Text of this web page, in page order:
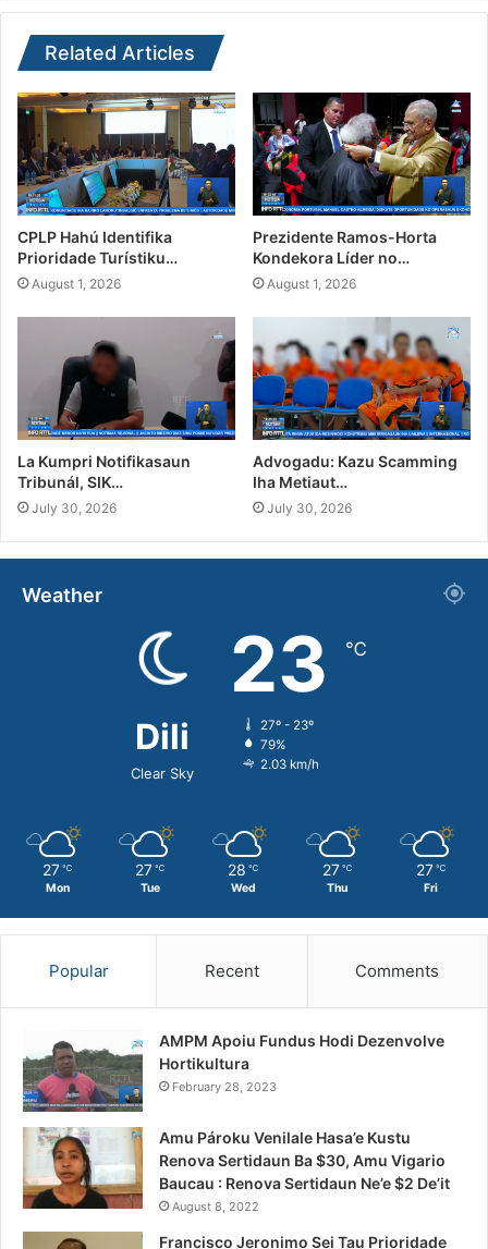
Related Articles
CPLP Hahú Identifika
Prioridade Turístiku…
August 1, 2026
Prezidente Ramos-Horta
Kondekora Líder no…
August 1, 2026
La Kumpri Notifikasaun
Tribunál, SIK…
July 30, 2026
Advogadu: Kazu Scamming
Iha Metiaut…
July 30, 2026
Weather
Dili
Clear Sky
23 ℃
27º - 23º
79%
2.03 km/h
27 ℃
Mon
27 ℃
Tue
28 ℃
Wed
27 ℃
Thu
27 ℃
Fri
Popular Recent Comments
AMPM Apoiu Fundus Hodi Dezenvolve
Hortikultura
February 28, 2023
Amu Pároku Venilale Hasa’e Kustu
Renova Sertidaun Ba $30, Amu Vigario
Baucau : Renova Sertidaun Ne’e $2 De’it
August 8, 2022
Francisco Jeronimo Sei Tau Prioridade